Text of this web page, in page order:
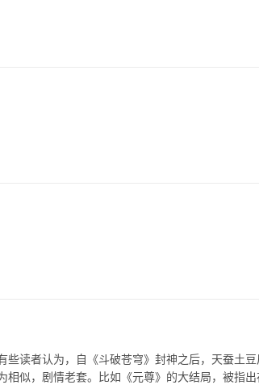
读者认为，自《斗破苍穹》封神之后，天蚕土豆
相似，剧情老套。比如《元尊》的大结局，被指出